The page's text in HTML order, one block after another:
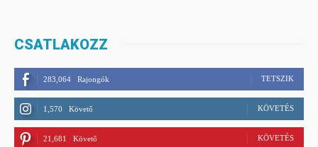
CSATLAKOZZ
283,064 Rajongók TETSZIK
1,570 Követő KÖVETÉS
21,681 Követő KÖVETÉS